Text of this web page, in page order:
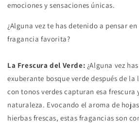
emociones y sensaciones únicas.
¿Alguna vez te has detenido a pensar
fragancia favorita?
La Frescura del Verde: ¿Alguna vez
exuberante bosque verde después de la
con tonos verdes capturan esa
naturaleza. Evocando el aroma de
hierbas frescas, estas fragancias son